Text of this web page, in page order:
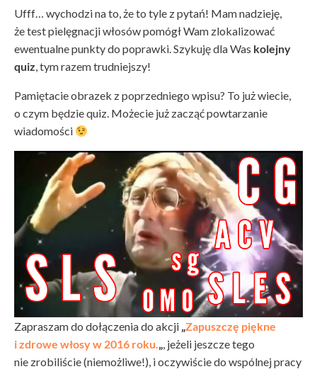
Ufff… wychodzi na to, że to tyle z pytań! Mam nadzieję,
że test pielęgnacji włosów pomógł Wam zlokalizować
ewentualne punkty do poprawki. Szykuję dla Was kolejny
quiz, tym razem trudniejszy!
Pamiętacie obrazek z poprzedniego wpisu? To już wiecie,
o czym będzie quiz. Możecie już zacząć powtarzanie
wiadomości
Zapraszam do dołączenia do akcji „Zapuszczę piękne
i zdrowe włosy w 2016 roku.„, jeżeli jeszcze tego
nie zrobiliście (niemożliwe!), i oczywiście do wspólnej pracy